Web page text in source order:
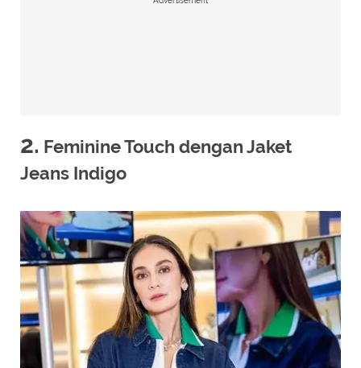
2. Feminine Touch dengan Jaket
Jeans Indigo